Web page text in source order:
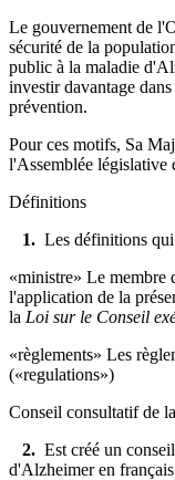
Le gouvernement de
sécurité de la
public à la maladie
investir davantage
prévention.
Pour ces motifs, Sa
l'Assemblée législative
Définitions
1. Les définitions
«ministre» Le membre
l'application de la
la Loi sur le Conseil
«règlements» Les
(«regulations»)
Conseil consultatif de
2. Est créé un
d'Alzheimer en